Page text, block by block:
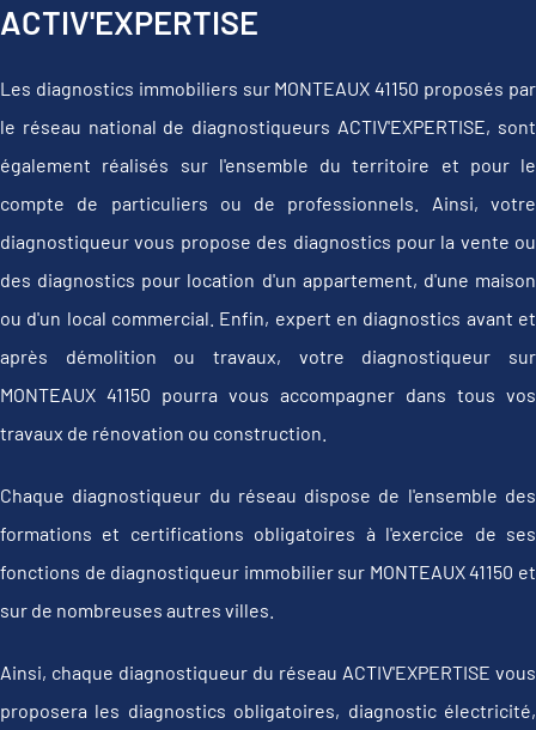
ACTIV'EXPERTISE
Les diagnostics immobiliers sur MONTEAUX 41150 proposés par
le réseau national de diagnostiqueurs ACTIV'EXPERTISE, sont
également réalisés sur l'ensemble du territoire et pour le
compte de particuliers ou de professionnels. Ainsi, votre
diagnostiqueur vous propose des diagnostics pour la vente ou
des diagnostics pour location d'un appartement, d'une maison
ou d'un local commercial. Enfin, expert en diagnostics avant et
après démolition ou travaux, votre diagnostiqueur sur
MONTEAUX 41150 pourra vous accompagner dans tous vos
travaux de rénovation ou construction.
Chaque diagnostiqueur du réseau dispose de l'ensemble des
formations et certifications obligatoires à l'exercice de ses
fonctions de diagnostiqueur immobilier sur MONTEAUX 41150 et
sur de nombreuses autres villes.
Ainsi, chaque diagnostiqueur du réseau ACTIV'EXPERTISE vous
proposera les diagnostics obligatoires, diagnostic électricité,